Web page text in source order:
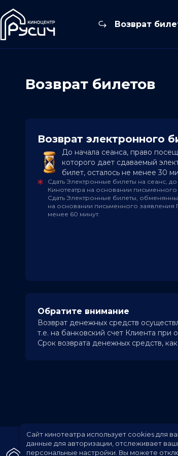
Возврат
Возврат билетов
Возврат электронного
До начала сеанса, право
которого дает сдаваемый
билет, осталось не менее 30
Сдать Электронные билеты на сеанс,
Кинотеатра на основании
Сдать Электронные билеты,
на основании письменного заявления
менее 60 минут.
Обратите внимание
Возврат денежных средств
т.е. на банковский счет Клиента при
Срок возврата денежных средств,
Сайт кинотеатра использует cookies для
данные для авторизации, отслеживает
персональные настройки. Вы можете